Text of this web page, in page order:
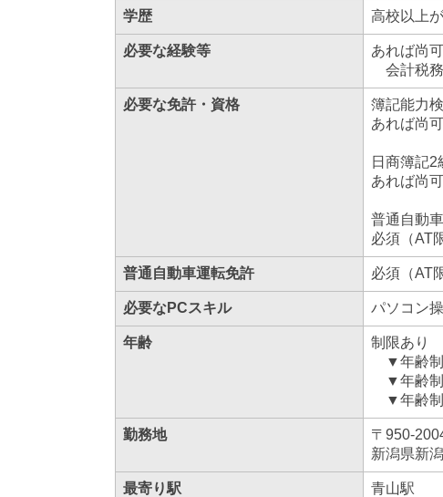
学歴 高校以上
必要な経験等
あれば尚可
会計税
必要な免許・資格
簿記能力
あれば尚可
日商簿記2
あれば尚可
普通自動
必須（AT
普通自動車運転免許 必須（AT
必要なPCスキル パソコン
年齢
制限あり
▼年齢制
▼年齢制
▼年齢制
勤務地
〒950-
新潟県新
最寄り駅
青山駅